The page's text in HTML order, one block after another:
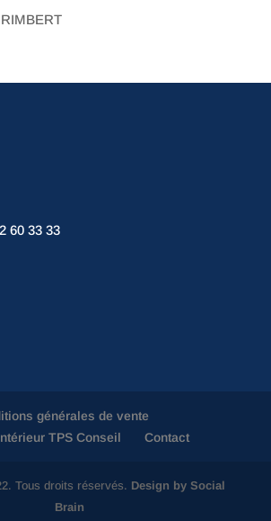
60 33 33
générales de vente
TPS Conseil
Contact
Tous droits réservés. Design by Social
Brain